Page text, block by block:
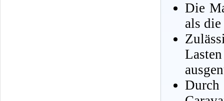
Die
als